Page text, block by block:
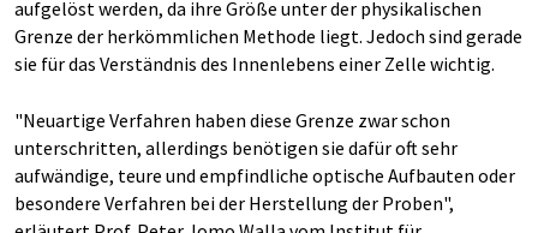
aufgelöst werden, da ihre Größe unter der physikalischen
Grenze der herkömmlichen Methode liegt. Jedoch sind gerade
sie für das Verständnis des Innenlebens einer Zelle wichtig.
"Neuartige Verfahren haben diese Grenze zwar schon
unterschritten, allerdings benötigen sie dafür oft sehr
aufwändige, teure und empfindliche optische Aufbauten oder
besondere Verfahren bei der Herstellung der Proben",